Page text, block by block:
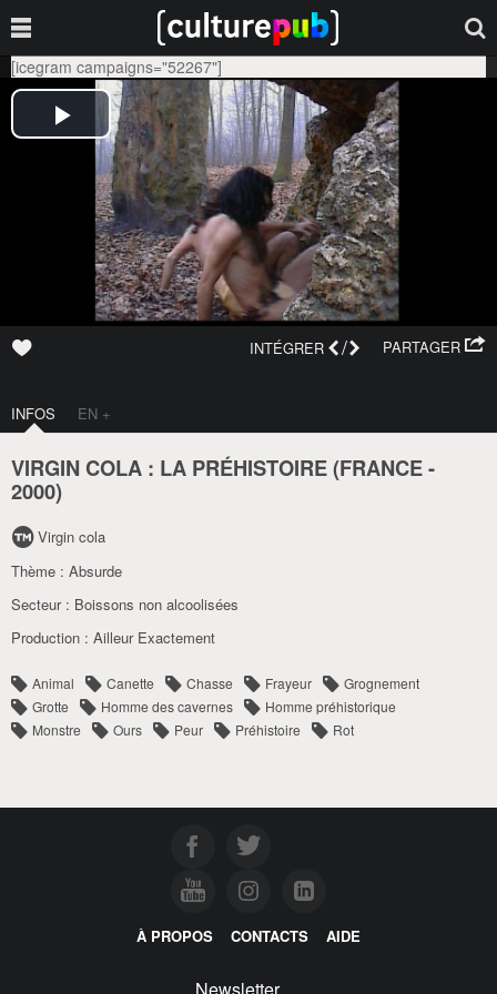
[icegram campaigns="52267"]
PARTAGER
INTÉGRER /
INFOS EN +
VIRGIN COLA : LA PRÉHISTOIRE (FRANCE-
2000)
Virgin cola
Thème : Absurde
Secteur : Boissons non alcoolisées
Production : Ailleur Exactement
Animal Canette Chasse Frayeur
Grognement
Grotte
Homme des cavernes
Homme préhistorique
Monstre
Ours Peur Préhistoire Rot
À PROPOS CONTACTS AIDE